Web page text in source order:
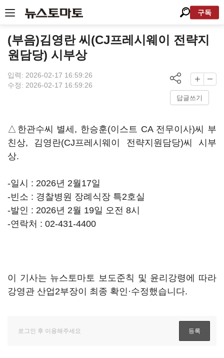
구독
(부음)김영란 씨(CJ프레시웨이 전략지
원담당) 시부상
입력: 2026-02-17 16:59:26
수정: 2026-02-17 16:59:26
답글쓰기
△한관수씨 별세, 한승훈(이스트 CA 전무이사)씨 부
친상, 김영란(CJ프레시웨이 전략지원담당)씨 시부
상.
-일시 : 2026년 2월17일
-빈소 : 경찰병원 장례식장 특2호실
-발인 : 2026년 2월 19일 오전 8시
-연락처 : 02-431-4400
이 기사는 뉴스토마토 보도준칙 및 윤리강령에 따라
강영관 산업2부장이 최종 확인·수정했습니다.